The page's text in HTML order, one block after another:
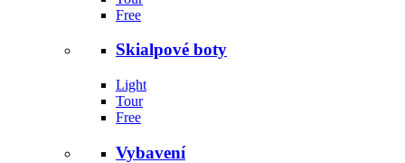
Free
Skialpové boty
Light
Tour
Free
Vybavení